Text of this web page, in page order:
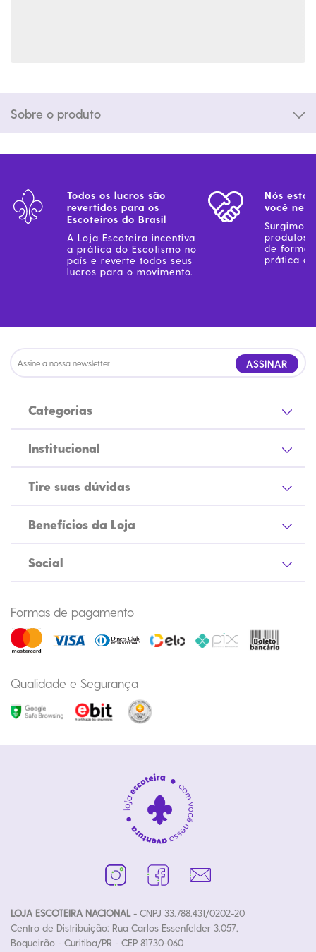
Sobre o produto
Todos os lucros são
revertidos para os
Escoteiros do Brasil
A Loja Escoteira incentiva
a prática do Escotismo no
país e reverte todos seus
lucros para o movimento.
Nós
você
Surgimos
produtos
de forma
prática
ASSINAR
Categorias
Institucional
Tire suas dúvidas
Benefícios da Loja
Social
Formas de pagamento
Qualidade e Segurança
LOJA ESCOTEIRA NACIONAL- CNPJ 33.788.431/0202-20
Centro de Distribuição: Rua Carlos Essenfelder 3.057,
Boqueirão - Curitiba/PR - CEP 81730-060